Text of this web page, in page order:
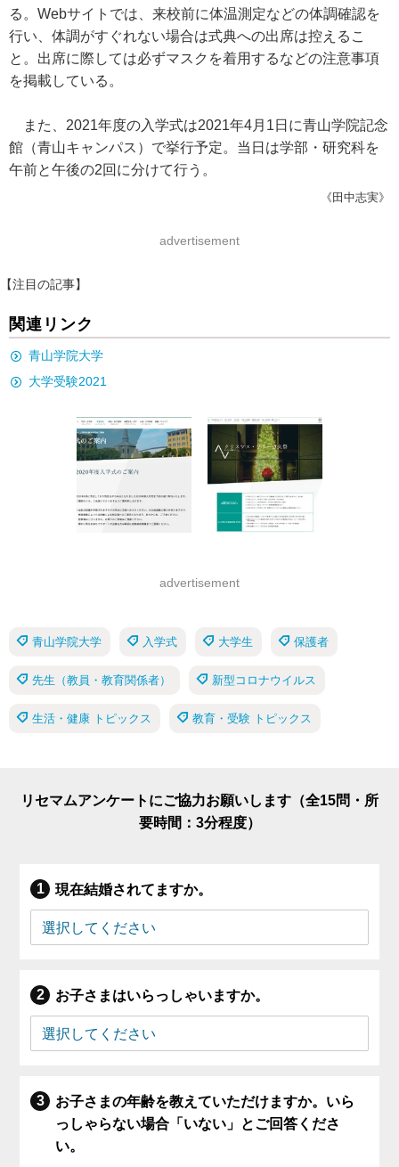
る。Webサイトでは、来校前に体温測定などの体調確認を
行い、体調がすぐれない場合は式典への出席は控えるこ
と。出席に際しては必ずマスクを着用するなどの注意事項
を掲載している。
また、2021年度の入学式は2021年4月1日に青山学院記念
館（青山キャンパス）で挙行予定。当日は学部・研究科を
午前と午後の2回に分けて行う。
《田中志実》
advertisement
【注目の記事】
関連リンク
青山学院大学
大学受験2021
advertisement
青山学院大学 入学式 大学生 保護者
先生（教員・教育関係者） 新型コロナウイルス
生活・健康 トピックス 教育・受験 トピックス
リセマムアンケートにご協力お願いします（全15問・所
要時間：3分程度）
現在結婚されてますか。
お子さまはいらっしゃいますか。
お子さまの年齢を教えていただけますか。いら
っしゃらない場合「いない」とご回答くださ
い。